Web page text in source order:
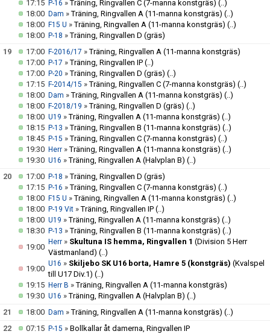
17:15 P-16 »Träning, Ringvallen C (7-manna konstgräs) (..)
18:00 Dam »Träning, Ringvallen A (11-manna konstgräs) (..)
18:00 F15 U »Träning, Ringvallen A (11-manna konstgräs) (..)
18:00 P-18 »Träning, Ringvallen D (gräs)
19
17:00 F-2016/17 »Träning, Ringvallen A (11-manna konstgräs)
17:00 P-17 »Träning, Ringvallen IP (..)
17:00 P-20 »Träning, Ringvallen D (gräs) (..)
17:15 F-2014/15 »Träning, Ringvallen C (7-manna konstgräs) (..)
18:00 Dam »Träning, Ringvallen A (11-manna konstgräs) (..)
18:00 F-2018/19 »Träning, Ringvallen D (gräs) (..)
18:00 U19 »Träning, Ringvallen A (11-manna konstgräs) (..)
18:15 P-13 »Träning, Ringvallen B (11-manna konstgräs) (..)
18:45 P-15 »Träning, Ringvallen C (7-manna konstgräs) (..)
19:30 Herr »Träning, Ringvallen A (11-manna konstgräs) (..)
19:30 U16 »Träning, Ringvallen A (Halvplan B) (..)
20
17:00 P-18 »Träning, Ringvallen D (gräs)
17:15 P-16 »Träning, Ringvallen C (7-manna konstgräs) (..)
18:00 F15 U »Träning, Ringvallen A (11-manna konstgräs) (..)
18:00 P-19 Vit »Träning, Ringvallen IP (..)
18:00 U19 »Träning, Ringvallen A (11-manna konstgräs) (..)
18:30 P-13 »Träning, Ringvallen B (11-manna konstgräs) (..)
19:00
Herr » Skultuna IS hemma, Ringvallen 1 (Division 5 Herr
Västmanland) (..)
19:00
U16 » Skiljebo SK U16 borta, Hamre 5 (konstgräs) (Kvalspel
till U17 Div.1) (..)
19:15 Herr B »Träning, Ringvallen A (11-manna konstgräs)
19:30 U16 »Träning, Ringvallen A (Halvplan B) (..)
21
18:00 Dam »Träning, Ringvallen A (11-manna konstgräs) (..)
22
07:15 P-15 » Bollkallar åt damerna, Ringvallen IP